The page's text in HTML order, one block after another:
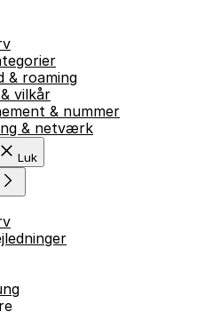
& roaming
vilkår
& nummer
& netværk
Luk